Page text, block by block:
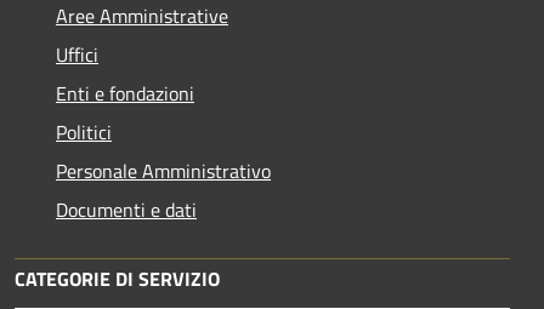
Aree Amministrative
Uffici
Enti e fondazioni
Politici
Personale Amministrativo
Documenti e dati
CATEGORIE DI SERVIZIO